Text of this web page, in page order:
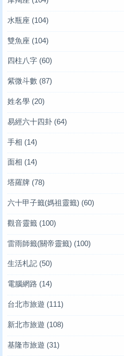
水瓶座 (104)
雙魚座 (104)
四柱八字 (60)
紫微斗數 (87)
姓名學 (20)
易經六十四卦 (64)
手相 (14)
面相 (14)
塔羅牌 (78)
六十甲子籤(媽祖靈籤) (60)
觀音靈籤 (100)
雷雨師籤(關帝靈籤) (100)
生活札記 (50)
電腦網路 (14)
台北市旅遊 (111)
新北市旅遊 (108)
基隆市旅遊 (31)